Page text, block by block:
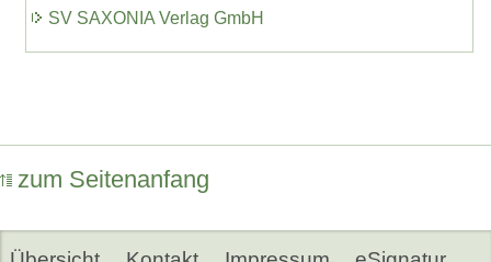
SV SAXONIA Verlag GmbH
zum Seitenanfang